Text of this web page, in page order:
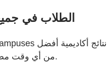
الطلاب في
من أي وقت مضى للطلاب من جميع الخلفيات.